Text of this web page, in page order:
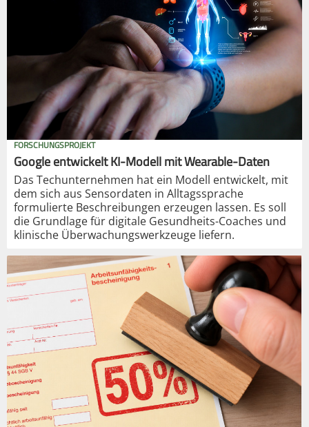
FORSCHUNGSPROJEKT
Google entwickelt KI-Modell mit Wearable-Daten
Das Techunternehmen hat ein Modell entwickelt, mit
dem sich aus Sensordaten in Alltagssprache
formulierte Beschreibungen erzeugen lassen. Es soll
die Grundlage für digitale Gesundheits-Coaches und
klinische Überwachungswerkzeuge liefern.